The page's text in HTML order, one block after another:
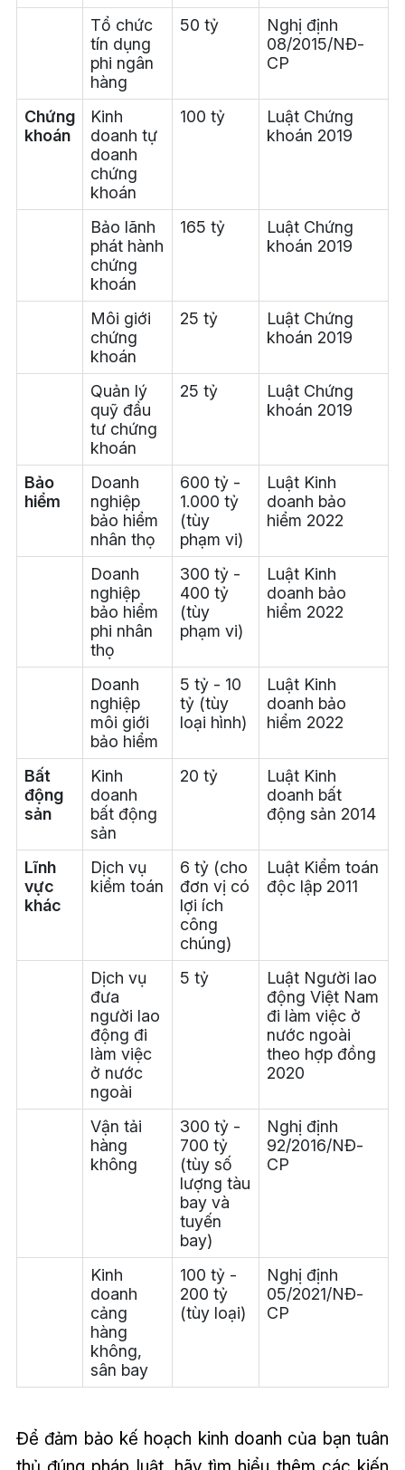
Tổ chức
tín dụng
phi ngân
hàng
50 tỷ
Nghị định
08/2015/NĐ-
CP
Chứng
khoán
Kinh
doanh tự
doanh
chứng
khoán
100 tỷ
Luật Chứng
khoán 2019
Bảo lãnh
phát hành
chứng
khoán
165 tỷ
Luật Chứng
khoán 2019
Môi giới
chứng
khoán
25 tỷ
Luật Chứng
khoán 2019
Quản lý
quỹ đầu
tư chứng
khoán
25 tỷ
Luật Chứng
khoán 2019
Bảo
hiểm
Doanh
nghiệp
bảo hiểm
nhân thọ
600 tỷ -
1.000 tỷ
(tùy
phạm vi)
Luật Kinh
doanh bảo
hiểm 2022
Doanh
nghiệp
bảo hiểm
phi nhân
thọ
300 tỷ -
400 tỷ
(tùy
phạm vi)
Luật Kinh
doanh bảo
hiểm 2022
Doanh
nghiệp
môi giới
bảo hiểm
5 tỷ - 10
tỷ (tùy
loại hình)
Luật Kinh
doanh bảo
hiểm 2022
Bất
động
sản
Kinh
doanh
bất động
sản
20 tỷ
Luật Kinh
doanh bất
động sản 2014
Lĩnh
vực
khác
Dịch vụ
kiểm toán
6 tỷ (cho
đơn vị có
lợi ích
công
chúng)
Luật Kiểm toán
độc lập 2011
Dịch vụ
đưa
người lao
động đi
làm việc
ở nước
ngoài
5 tỷ
Luật Người lao
động Việt Nam
đi làm việc ở
nước ngoài
theo hợp đồng
2020
Vận tải
hàng
không
300 tỷ -
700 tỷ
(tùy số
lượng tàu
bay và
tuyến
bay)
Nghị định
92/2016/NĐ-
CP
Kinh
doanh
cảng
hàng
không,
sân bay
100 tỷ -
200 tỷ
(tùy loại)
Nghị định
05/2021/NĐ-
CP
Để đảm bảo kế hoạch kinh doanh của bạn tuân